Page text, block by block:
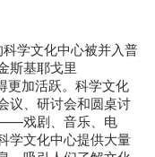
学文化中心被并入普
斯基耶戈里
更加活跃。科学文化
议、研讨会和圆桌讨
戏剧、音乐、电
学文化中心提供大量